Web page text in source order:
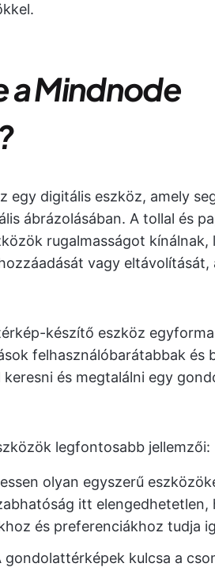
a Mindnode
egy digitális eszköz, amely
ábrázolásában. A tollal és
rugalmasságot kínálnak,
vagy
készítő eszköz
felhasználóbarátabbak és
és megtalálni egy
legfontosabb jellemzői:
olyan egyszerű
itt elengedhetetlen,
és preferenciákhoz tudja
gondolattérképek kulcsa a